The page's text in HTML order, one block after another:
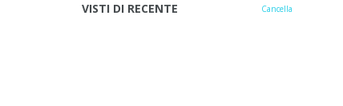
VISTI DI RECENTE Cancella